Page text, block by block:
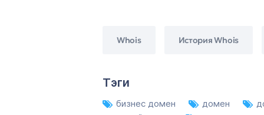
Whois История Whois
Тэги
бизнес домен домен